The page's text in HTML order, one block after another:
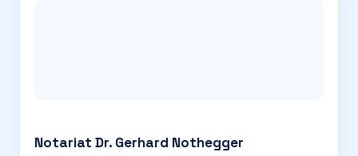
Notariat Dr. Gerhard Nothegger